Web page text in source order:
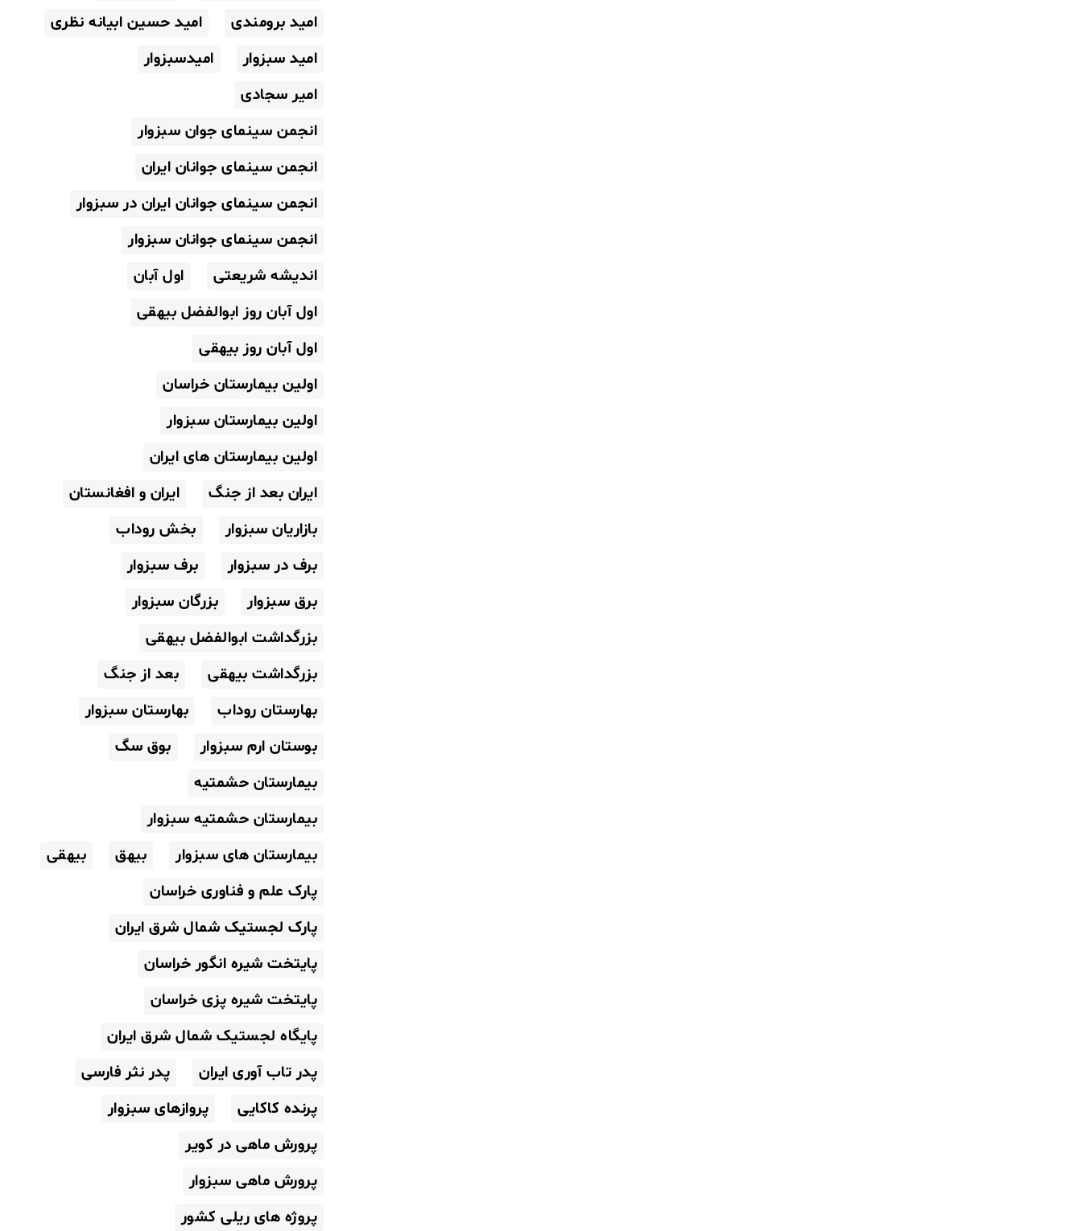
امید برومندی
امید حسین ابیانه نظری
امید سبزوار
امیدسبزوار
امیر سجادی
انجمن سینمای جوان سبزوار
انجمن سینمای جوانان ایران
انجمن سینمای جوانان ایران در سبزوار
انجمن سینمای جوانان سبزوار
اندیشه شریعتی
اول آبان
اول آبان روز ابوالفضل بیهقی
اول آبان روز بیهقی
اولین بیمارستان خراسان
اولین بیمارستان سبزوار
اولین بیمارستان های ایران
ایران بعد از جنگ
ایران و افغانستان
بازاریان سبزوار
بخش روداب
برف در سبزوار
برف سبزوار
برق سبزوار
بزرگان سبزوار
بزرگداشت ابوالفضل بیهقی
بزرگداشت بیهقی
بعد از جنگ
بهارستان روداب
بهارستان سبزوار
بوستان ارم سبزوار
بوق سگ
بیمارستان حشمتیه
بیمارستان حشمتیه سبزوار
بیمارستان های سبزوار
بیهق
بیهقی
پارک علم و فناوری خراسان
پارک لجستیک شمال شرق ایران
پایتخت شیره انگور خراسان
پایتخت شیره پزی خراسان
پایگاه لجستیک شمال شرق ایران
پدر تاب آوری ایران
پدر نثر فارسی
پرنده کاکایی
پروازهای سبزوار
پرورش ماهی در کویر
پرورش ماهی سبزوار
پروژه های ریلی کشور